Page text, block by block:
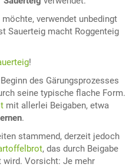
möchte, verwendet unbedingt
Sauerteig macht Roggenteig
!
des Gärungsprozesses
seine typische flache Form.
mit allerlei Beigaben, etwa
.
stammend, derzeit jedoch
, das durch Beigabe
Vorsicht: Je mehr